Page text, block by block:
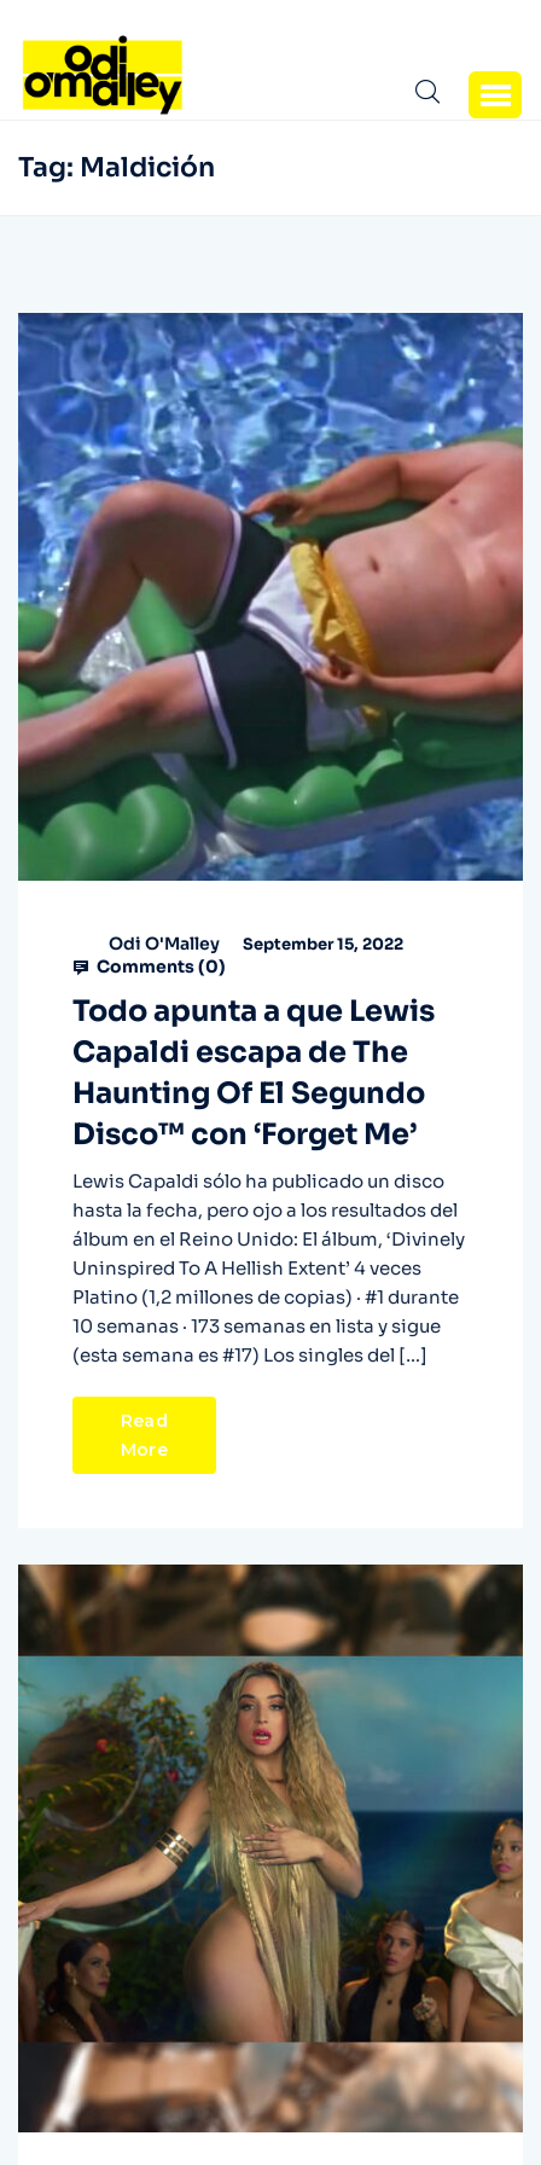
Tag: Maldición
Odi O'Malley September 15, 2022
Comments (0)
Todo apunta a que Lewis
Capaldi escapa de The
Haunting Of El Segundo
Disco™ con ‘Forget Me’
Lewis Capaldi sólo ha publicado un disco
hasta la fecha, pero ojo a los resultados del
álbum en el Reino Unido: El álbum, ‘Divinely
Uninspired To A Hellish Extent’ 4 veces
Platino (1,2 millones de copias) · #1 durante
10 semanas · 173 semanas en lista y sigue
(esta semana es #17) Los singles del […]
Read
More